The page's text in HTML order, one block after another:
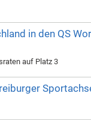
in den QS
auf Platz 3